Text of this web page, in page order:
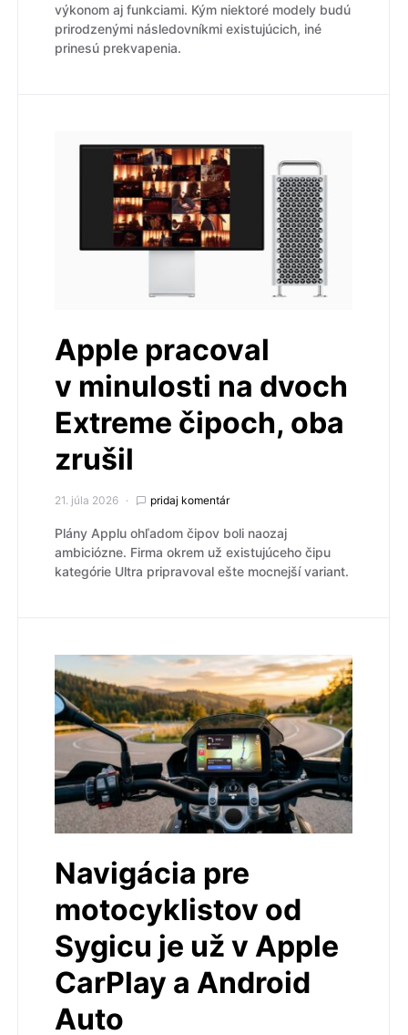
výkonom aj funkciami. Kým niektoré modely budú
prirodzenými následovníkmi existujúcich, iné
prinesú prekvapenia.
Apple pracoval
v minulosti na dvoch
Extreme čipoch, oba
zrušil
21. júla 2026 pridaj komentár
Plány Applu ohľadom čipov boli naozaj
ambiciózne. Firma okrem už existujúceho čipu
kategórie Ultra pripravoval ešte mocnejší variant.
Navigácia pre
motocyklistov od
Sygicu je už v Apple
CarPlay a Android
Auto